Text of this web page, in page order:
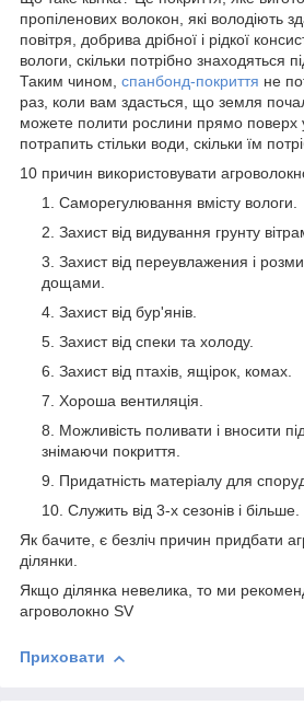
пропіленових волокон, які володіють
повітря, добрива дрібної і рідкої
вологи, скільки потрібно знаходяться
Таким чином, спанбонд-покриття не
раз, коли вам здасться, що земля
можете полити рослини прямо поверх
потрапить стільки води, скільки їм
10 причин використовувати
Саморегулювання вмісту вологи.
Захист від видування грунту
Захист від переувлажения і
дощами.
Захист від бур'янів.
Захист від спеки та холоду.
Захист від птахів, ящірок, комах.
Хороша вентиляція.
Можливість поливати і вносити
знімаючи покриття.
Придатність матеріалу для
Служить від 3-х сезонів і більше.
Як бачите, є безліч причин придбати
ділянки.
Якщо ділянка невелика, то ми
агроволокно SV
Приховати